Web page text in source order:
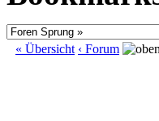
« Übersicht ‹ Forum